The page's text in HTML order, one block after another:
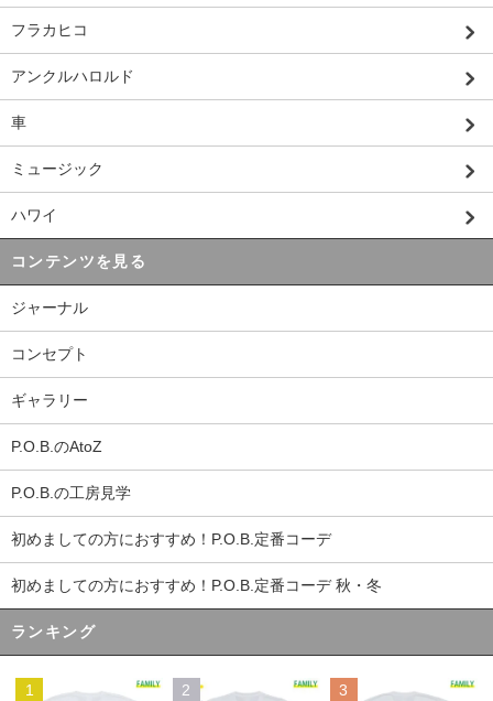
フラカヒコ
アンクルハロルド
車
ミュージック
ハワイ
コンテンツを見る
ジャーナル
コンセプト
ギャラリー
P.O.B.のAtoZ
P.O.B.の工房見学
初めましての方におすすめ！P.O.B.定番コーデ
初めましての方におすすめ！P.O.B.定番コーデ 秋・冬
ランキング
1 2 3